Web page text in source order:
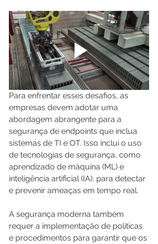
Para enfrentar esses desafios, as
empresas devem adotar uma
abordagem abrangente para a
segurança de endpoints que inclua
sistemas de TI e OT. Isso inclui o uso
de tecnologias de segurança, como
aprendizado de máquina (ML) e
inteligência artificial (IA), para detectar
e prevenir ameaças em tempo real.
A segurança moderna também
requer a implementação de políticas
e procedimentos para garantir que os